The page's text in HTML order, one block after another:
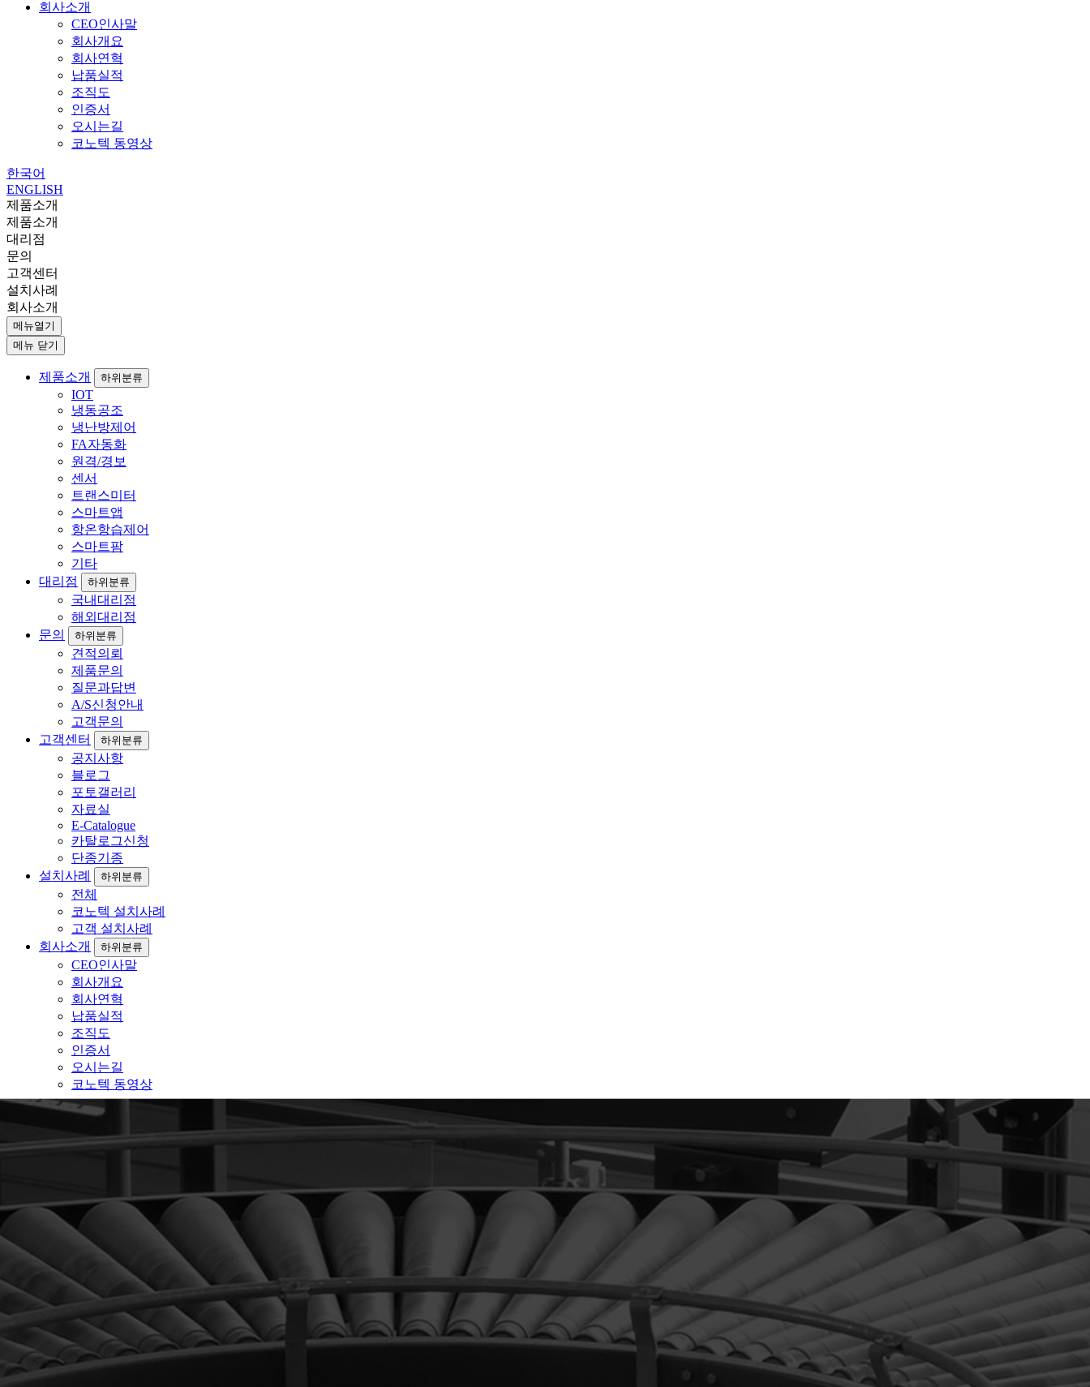
회사소개
CEO인사말
회사개요
회사연혁
납품실적
조직도
인증서
오시는길
코노텍 동영상
한국어
ENGLISH
제품소개
제품소개
대리점
문의
고객센터
설치사례
회사소개
메뉴열기
메뉴 닫기
제품소개 하위분류
IOT
냉동공조
냉난방제어
FA자동화
원격/경보
센서
트랜스미터
스마트앱
항온항습제어
스마트팜
기타
대리점
하위분류
국내대리점
해외대리점
문의
하위분류
견적의뢰
제품문의
질문과답변
A/S신청안내
고객문의
고객센터
하위분류
공지사항
블로그
포토갤러리
자료실
E-Catalogue
카탈로그신청
단종기종
설치사례
하위분류
전체
코노텍 설치사례
고객 설치사례
회사소개
하위분류
CEO인사말
회사개요
회사연혁
납품실적
조직도
인증서
오시는길
코노텍 동영상
ENGLISH